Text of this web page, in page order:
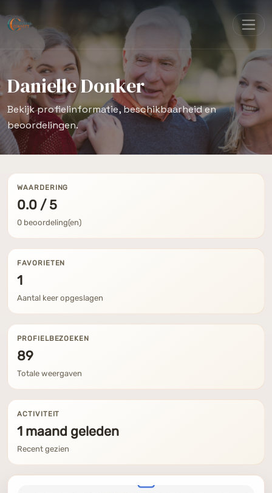
Danielle Donker
Bekijk profielinformatie, beschikbaarheid en
beoordelingen.
WAARDERING
0.0 / 5
0 beoordeling(en)
FAVORIETEN
1
Aantal keer opgeslagen
PROFIELBEZOEKEN
89
Totale weergaven
ACTIVITEIT
1 maand geleden
Recent gezien